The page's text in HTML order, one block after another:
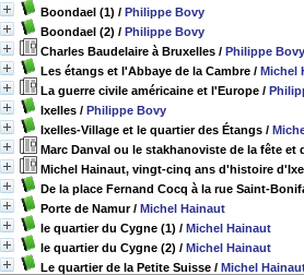
Boondael (1) / Philippe Bovy
Boondael (2) / Philippe Bovy
Charles Baudelaire à Bruxelles / Philippe Bovy
Les étangs et l'Abbaye de la Cambre / Michel
La guerre civile américaine et l'Europe /
Ixelles / Philippe Bovy
Ixelles-Village et le quartier des Étangs /
Marc Danval ou le stakhanoviste de la fête et
Michel Hainaut, vingt-cinq ans d'histoire
De la place Fernand Cocq à la rue Saint-
Porte de Namur/ Michel Hainaut
le quartier du Cygne (1) / Michel Hainaut
le quartier du Cygne (2) / Michel Hainaut
Le quartier de la Petite Suisse / Michel